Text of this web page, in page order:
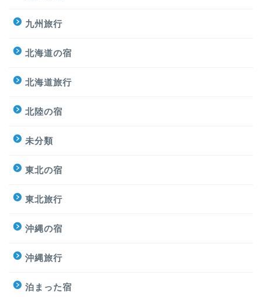
九州旅行
北海道の宿
北海道旅行
北陸の宿
未分類
東北の宿
東北旅行
沖縄の宿
沖縄旅行
泊まった宿